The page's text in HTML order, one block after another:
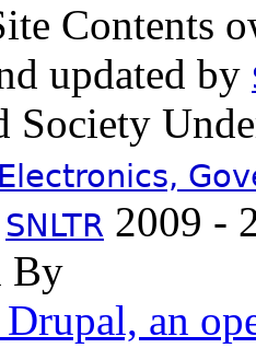
Contents
updated by
Society
SNLTR 2009 -
By